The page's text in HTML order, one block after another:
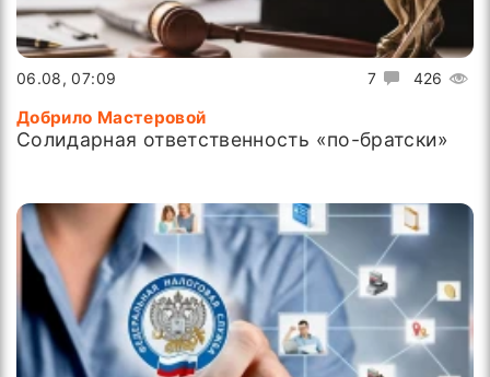
7 426
06.08, 07:09
Добрило Мастеровой
Солидарная ответственность «по-братски»